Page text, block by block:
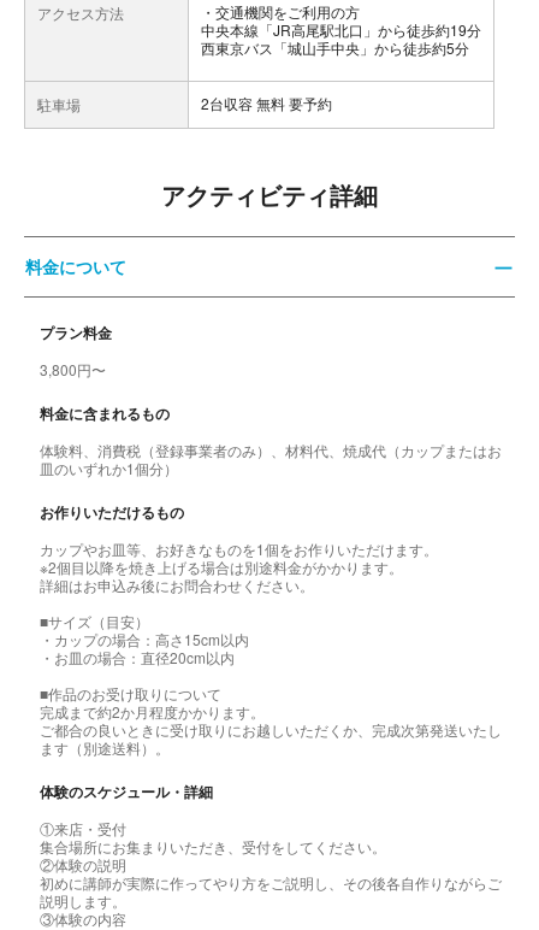
アクセス方法
交通機関をご利用の方
中央本線「JR高尾駅北口」から徒歩約19分
西東京バス「城山手中央」から徒歩約5分
駐車場 2台収容 無料 要予約
アクティビティ詳細
料金について
プラン料金
3,800円〜
料金に含まれるもの
体験料、消費税（登録事業者のみ）、材料代、焼成代（カップまたはお
皿のいずれか1個分）
お作りいただけるもの
カップやお皿等、お好きなものを1個をお作りいただけます。
※2個目以降を焼き上げる場合は別途料金がかかります。
詳細はお申込み後にお問合わせください。
■サイズ（目安）
・カップの場合：高さ15cm以内
・お皿の場合：直径20cm以内
■作品のお受け取りについて
完成まで約2か月程度かかります。
ご都合の良いときに受け取りにお越しいただくか、完成次第発送いたし
ます（別途送料）。
体験のスケジュール・詳細
①来店・受付
集合場所にお集まりいただき、受付をしてください。
②体験の説明
初めに講師が実際に作ってやり方をご説明し、その後各自作りながらご
説明します。
③体験の内容